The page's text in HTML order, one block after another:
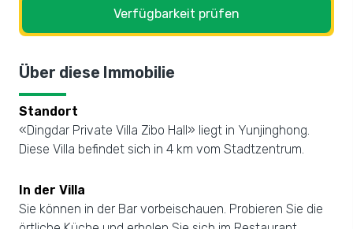
Verfügbarkeit prüfen
Über diese Immobilie
Standort
«Dingdar Private Villa Zibo Hall» liegt in Yunjinghong.
Diese Villa befindet sich in 4 km vom Stadtzentrum.
In der Villa
Sie können in der Bar vorbeischauen. Probieren Sie die